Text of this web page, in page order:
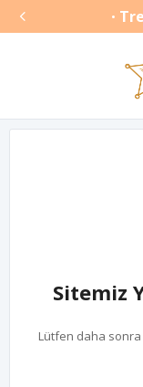
 •
Sitemiz
Lütfen daha sonra